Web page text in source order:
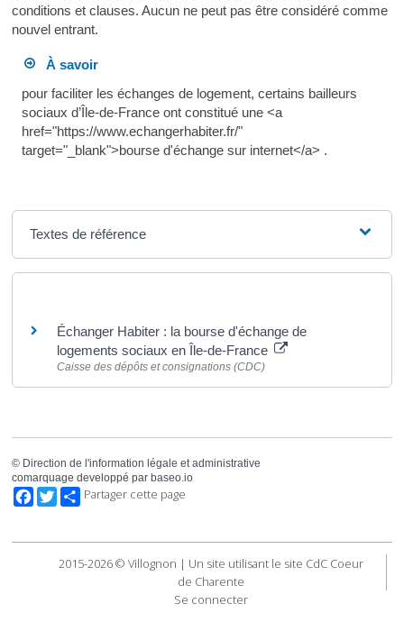
conditions et clauses. Aucun ne peut pas être considéré comme
nouvel entrant.
À savoir
pour faciliter les échanges de logement, certains bailleurs
sociaux d’Île-de-France ont constitué une <a
href="https://www.echangerhabiter.fr/"
target="_blank">bourse d'échange sur internet</a> .
Textes de référence
Échanger Habiter : la bourse d'échange de
logements sociaux en Île-de-France
Caisse des dépôts et consignations (CDC)
© Direction de l'information légale et administrative
comarquage developpé par baseo.io
FacebookTwitterPartager cette page
2015-2026 © Villognon | Un site utilisant le site CdC Coeur
de Charente
Se connecter